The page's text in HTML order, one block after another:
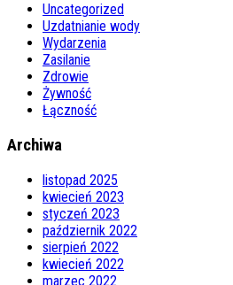
Uncategorized
Uzdatnianie wody
Wydarzenia
Zasilanie
Zdrowie
Żywność
Łączność
Archiwa
listopad 2025
kwiecień 2023
styczeń 2023
październik 2022
sierpień 2022
kwiecień 2022
marzec 2022